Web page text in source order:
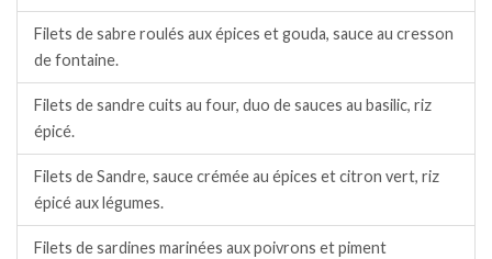
Filets de sabre roulés aux épices et gouda, sauce au cresson
de fontaine.
Filets de sandre cuits au four, duo de sauces au basilic, riz
épicé.
Filets de Sandre, sauce crémée au épices et citron vert, riz
épicé aux légumes.
Filets de sardines marinées aux poivrons et piment